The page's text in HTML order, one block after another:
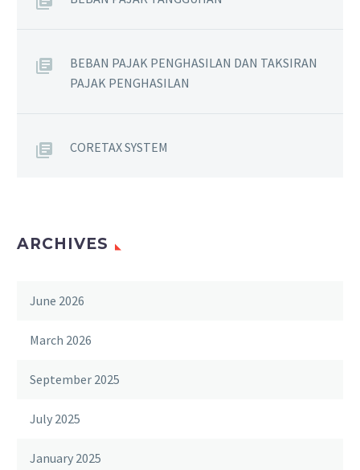
BEBAN PAJAK PENGHASILAN DAN TAKSIRAN
PAJAK PENGHASILAN
CORETAX SYSTEM
ARCHIVES
June 2026
March 2026
September 2025
July 2025
January 2025